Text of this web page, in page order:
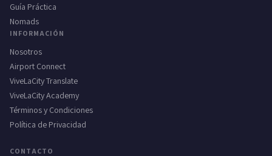
Guía Práctica
Nomads
INFORMACIÓN
Nosotros
Airport Connect
ViveLaCity Translate
ViveLaCity Academy
Términos y Condiciones
Política de Privacidad
CONTACTO